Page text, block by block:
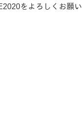
をよろしくお願い